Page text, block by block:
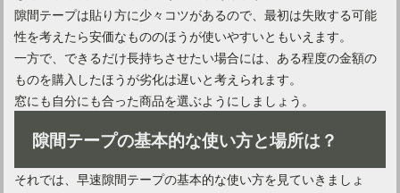
隙間テープは貼り方に少々コツがあるので、最初は失敗する可能
性を考えたら安価なもののほうが使いやすいともいえます。
一方で、できるだけ長持ちさせたい場合には、ある程度の金額の
ものを購入したほうが劣化は遅いと考えられます。
窓にも自分にも合った商品を選ぶようにしましょう。
隙間テープの基本的な使い方と場所は？
それでは、早速隙間テープの基本的な使い方を見ていきましょ